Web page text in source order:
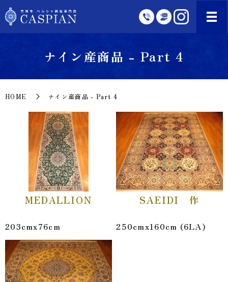
ナイン産商品 - Part 4
HOME ナイン産商品 - Part 4
MEDALLION
203cmx76cm
SAEIDI 作
250cmx160cm (6LA)